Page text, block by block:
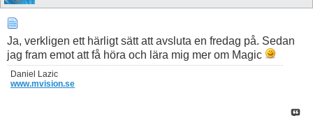
Ja, verkligen ett härligt sätt att avsluta en fredag på. Sedan
jag fram emot att få höra och lära mig mer om Magic
Daniel Lazic
www.mvision.se